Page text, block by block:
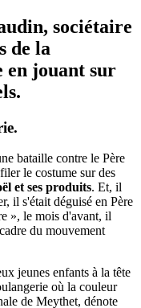
sociétaire
de la
en jouant sur
bataille contre le Père
le costume sur des
et ses produits. Et, il
il s'était déguisé en Père
», le mois d'avant, il
du mouvement
jeunes enfants à la tête
où la couleur
de Meythet, dénote